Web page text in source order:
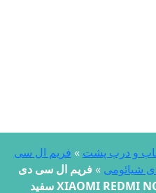
درب پشت»فریم ال سی
»فریم ال سی دی